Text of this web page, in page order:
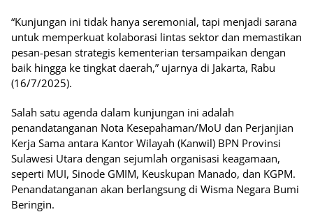
“Kunjungan ini tidak hanya seremonial, tapi menjadi sarana
untuk memperkuat kolaborasi lintas sektor dan memastikan
pesan-pesan strategis kementerian tersampaikan dengan
baik hingga ke tingkat daerah,” ujarnya di Jakarta, Rabu
(16/7/2025).
Salah satu agenda dalam kunjungan ini adalah
penandatanganan Nota Kesepahaman/MoU dan Perjanjian
Kerja Sama antara Kantor Wilayah (Kanwil) BPN Provinsi
Sulawesi Utara dengan sejumlah organisasi keagamaan,
seperti MUI, Sinode GMIM, Keuskupan Manado, dan KGPM.
Penandatanganan akan berlangsung di Wisma Negara Bumi
Beringin.